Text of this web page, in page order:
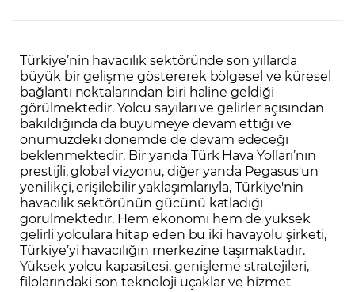
Türkiye’nin havacılık sektöründe son yıllarda
büyük bir gelişme göstererek bölgesel ve küresel
bağlantı noktalarından biri haline geldiği
görülmektedir. Yolcu sayıları ve gelirler açısından
bakıldığında da büyümeye devam ettiği ve
önümüzdeki dönemde de devam edeceği
beklenmektedir. Bir yanda Türk Hava Yolları’nın
prestijli, global vizyonu, diğer yanda Pegasus'un
yenilikçi, erişilebilir yaklaşımlarıyla, Türkiye'nin
havacılık sektörünün gücünü katladığı
görülmektedir. Hem ekonomi hem de yüksek
gelirli yolculara hitap eden bu iki havayolu şirketi,
Türkiye’yi havacılığın merkezine taşımaktadır.
Yüksek yolcu kapasitesi, genişleme stratejileri,
filolarındaki son teknoloji uçaklar ve hizmet